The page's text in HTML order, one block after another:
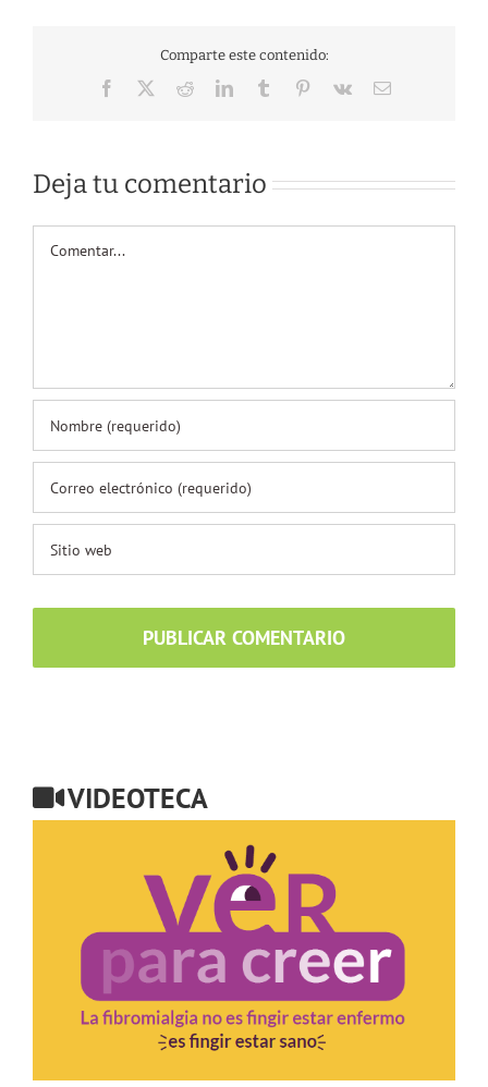
Comparte este contenido:
Facebook RedditLinkedInTumblr Pinterest
Vk
Correo
Deja tu comentario
VIDEOTECA